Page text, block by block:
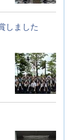
しました